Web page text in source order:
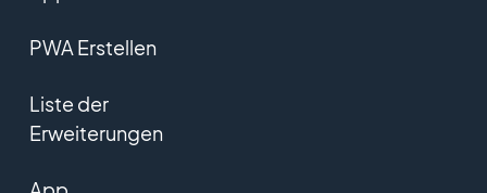
PWA Erstellen
Liste der
Erweiterungen